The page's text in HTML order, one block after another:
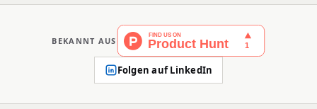
BEKANNT AUS
Folgen auf LinkedIn